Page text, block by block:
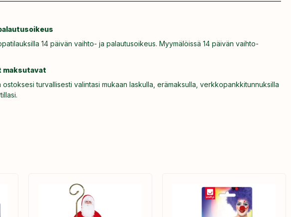
14 päivän vaihto- ja palautusoikeus. Myymälöissä 14 päivän vaihto-
maksutavat
ostoksesi turvallisesti valintasi mukaan laskulla, erämaksulla, verkkopankkitunnuksilla